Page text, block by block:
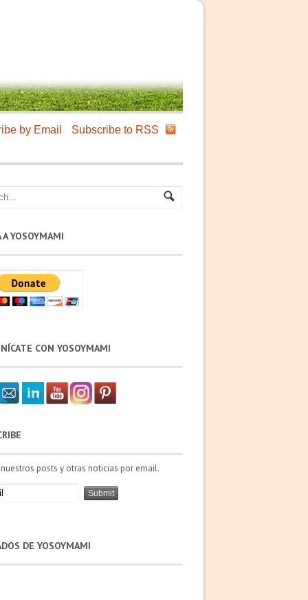
by Email Subscribe to RSS
A YOSOYMAMI
CON YOSOYMAMI
nuestros posts y otras noticias por email.
DE YOSOYMAMI